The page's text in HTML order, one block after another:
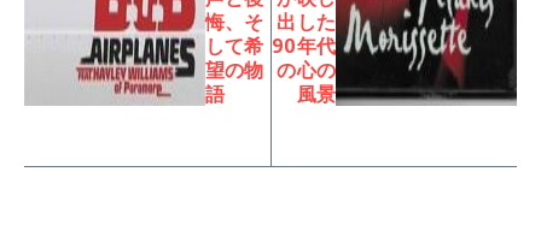
悔、そ
して希
望の物
語
出した
90年代
の心の
風景